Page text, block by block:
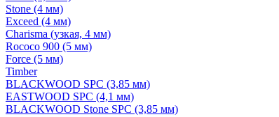
Stone (4 мм)
Exceed (4 мм)
Charisma (узкая, 4 мм)
Rococo 900 (5 мм)
Force (5 мм)
Timber
BLACKWOOD SPC (3,85 мм)
EASTWOOD SPC (4,1 мм)
BLACKWOOD Stone SPC (3,85 мм)